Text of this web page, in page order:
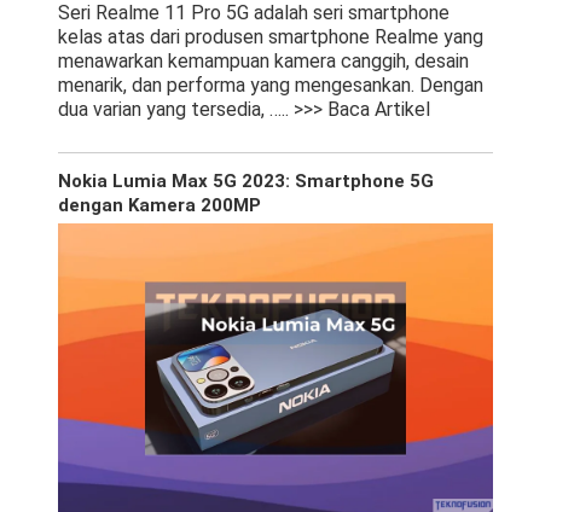
Seri Realme 11 Pro 5G adalah seri smartphone
kelas atas dari produsen smartphone Realme yang
menawarkan kemampuan kamera canggih, desain
menarik, dan performa yang mengesankan. Dengan
dua varian yang tersedia, ….. >>> Baca Artikel
Nokia Lumia Max 5G 2023: Smartphone 5G
dengan Kamera 200MP